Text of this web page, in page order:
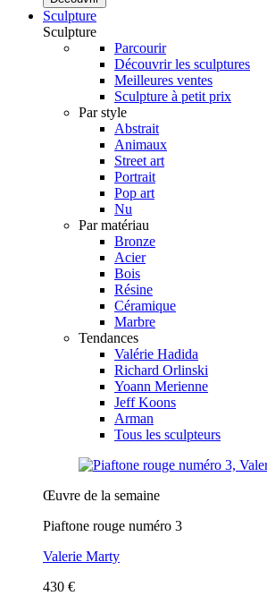
Sculpture
Sculpture
Parcourir
Découvrir les sculptures
Meilleures ventes
Sculpture à petit prix
Par style
Abstrait
Animaux
Street art
Portrait
Pop art
Nu
Par matériau
Bronze
Acier
Bois
Résine
Céramique
Marbre
Tendances
Valérie Hadida
Richard Orlinski
Yoann Merienne
Jeff Koons
Arman
Tous les sculpteurs
Œuvre de la semaine
Piaftone rouge numéro 3
Valerie Marty
430 €